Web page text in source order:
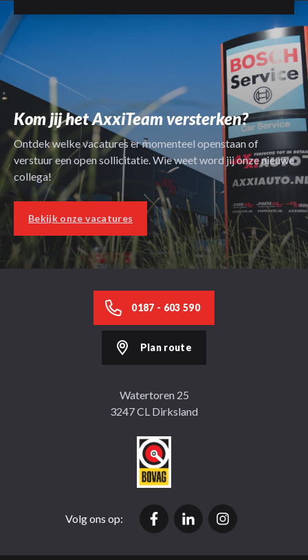
Kom jij het AxxiTeam versterken?
Ontdek welke vacatures er momenteel openstaan of
verstuur een open sollicitatie. Wie weet word jij onze nieuwe
collega!
Bekijk onze vacatures
0187 - 603 590
Plan route
Watertoren 25
3247 CL Dirksland
Volg ons op: